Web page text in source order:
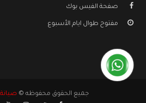
صفحة الفيس بوك
مفتوح طوال ايام الأسبوع
جميع الحقوق محفوظه ©